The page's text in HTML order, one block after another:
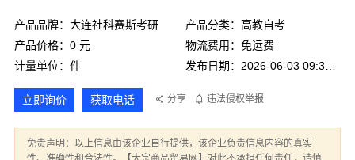
产品品牌：大连社科赛斯考研
产品分类：高教自考
产品价格：0 元
物流费用：免运费
计量单位：件
立即询价 获取电话 分享 违法侵权举报
免责声明：以上信息由该企业自行提供，该企业负责信息内容的真实